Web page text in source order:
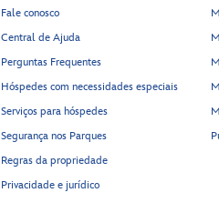
Fale conosco
Central de Ajuda
Perguntas Frequentes
Hóspedes com necessidades especiais
Serviços para hóspedes
Segurança nos Parques
Regras da propriedade
Privacidade e jurídico